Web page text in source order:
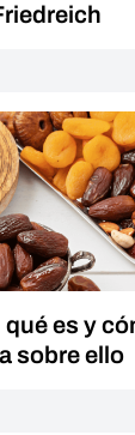
es y
sobre ello